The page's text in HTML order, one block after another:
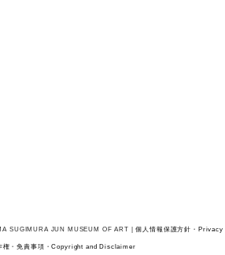
SUGIMURA JUN MUSEUM OF ART |個人情報保護方針・Privacy
権・免責事項・Copyright and Disclaimer